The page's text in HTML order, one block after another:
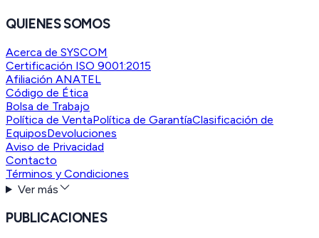
QUIENES SOMOS
Acerca de SYSCOM
Certificación ISO 9001:2015
Afiliación ANATEL
Código de Ética
Bolsa de Trabajo
Política de VentaPolítica de GarantíaClasificación de
EquiposDevoluciones
Aviso de Privacidad
Contacto
Términos y Condiciones
Ver más
PUBLICACIONES